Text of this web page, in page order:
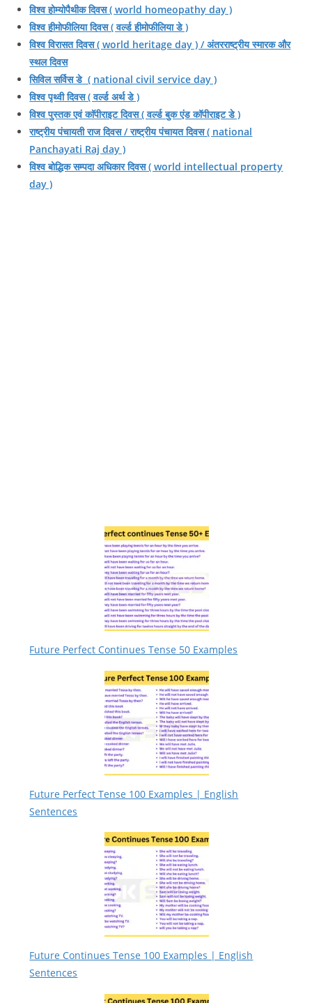
विश्व होम्योपैथीक दिवस ( world homeopathy day )
विश्व हीमोफीलिया दिवस ( वर्ल्ड हीमोफीलिया डे )
विश्व विरासत दिवस ( world heritage day ) / अंतरराष्ट्रीय स्मारक और
स्थल दिवस
सिविल सर्विस डे ( national civil service day )
विश्व पृथ्वी दिवस ( वर्ल्ड अर्थ डे )
विश्व पुस्तक एवं काॅपीराइट दिवस ( वर्ल्ड बुक एंड कॉपीराइट डे )
राष्ट्रीय पंचायती राज दिवस / राष्ट्रीय पंचायत दिवस ( national
Panchayati Raj day )
विश्व बोद्धिक सम्पदा अधिकार दिवस ( world intellectual property
day )
Future Perfect Continues Tense 50 Examples
Future Perfect Tense 100 Examples | English
Sentences
Future Continues Tense 100 Examples | English
Sentences